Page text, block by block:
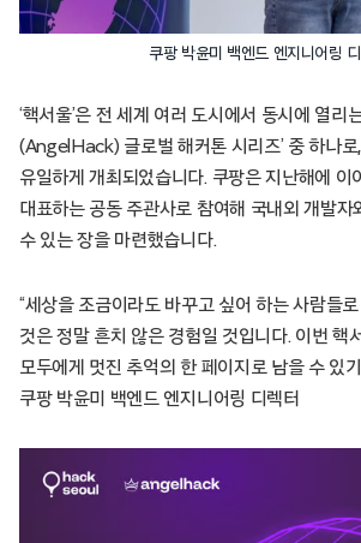
쿠팡 박윤미 백엔드 엔지니어링 디
‘핵서울’은 전 세계 여러 도시에서 동시에 열리
(AngelHack) 글로벌 해커톤 시리즈’ 중 하나로
유일하게 개최되었습니다. 쿠팡은 지난해에 이
대표하는 공동 주관사로 참여해 국내외 개발자
수 있는 장을 마련했습니다.
“세상을 조금이라도 바꾸고 싶어 하는 사람들
것은 정말 흔치 않은 경험일 것입니다. 이번 핵
모두에게 멋진 추억의 한 페이지로 남을 수 있
쿠팡 박윤미 백엔드 엔지니어링 디렉터